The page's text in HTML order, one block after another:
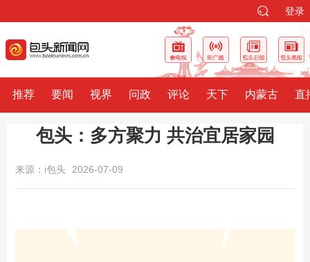
登录
推荐 要闻 视界 问政 评论 天下 内蒙古 直
包头：多方聚力 共治宜居家园
来源：i包头 2026-07-09